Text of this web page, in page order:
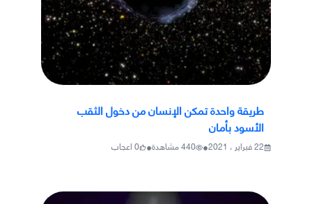
طريقة واحدة تمكن الإنسان من دخول الثقب
الأسود بأمان
22 فبراير ، 2021 •
440مشاهدة•
0اعجاب